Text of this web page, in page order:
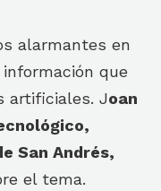
alarmantes en
que
artificiales. Joan
San Andrés,
el tema.